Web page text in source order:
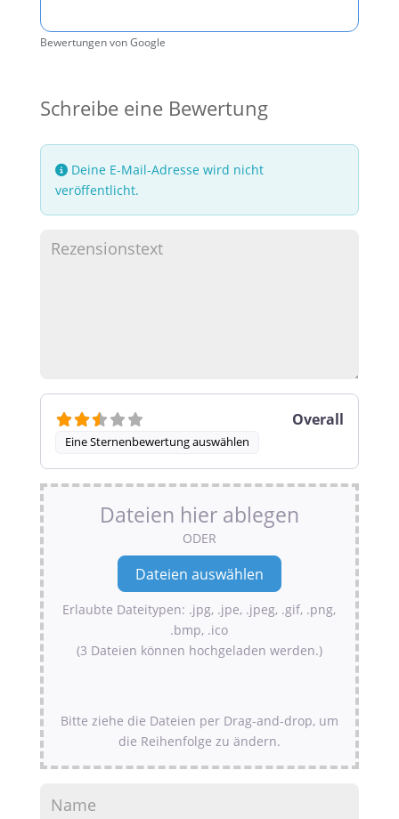
Bewertungen von Google
Schreibe eine Bewertung
Deine E-Mail-Adresse wird nicht
veröffentlicht.
Eine Sternenbewertung auswählen
Overall
Dateien hier ablegen
ODER
Erlaubte Dateitypen: .jpg, .jpe, .jpeg, .gif, .png,
.bmp, .ico
(3 Dateien können hochgeladen werden.)
Bitte ziehe die Dateien per Drag-and-drop, um
die Reihenfolge zu ändern.